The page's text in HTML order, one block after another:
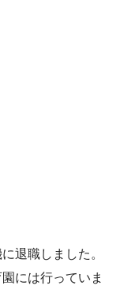
退職しました。
には行っていま